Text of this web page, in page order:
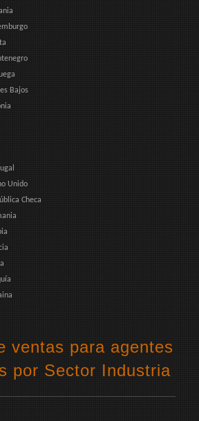
Bajos
Unido
Checa
ventas para agentes
por Sector Industria